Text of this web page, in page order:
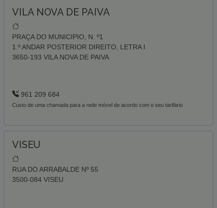
VILA NOVA DE PAIVA
PRAÇA DO MUNICIPIO, N. º1
1.º ANDAR POSTERIOR DIREITO, LETRA I
3650-193 VILA NOVA DE PAIVA
961 209 684
Custo de uma chamada para a rede móvel de acordo com o seu tarifário
VISEU
RUA DO ARRABALDE Nº 55
3500-084 VISEU